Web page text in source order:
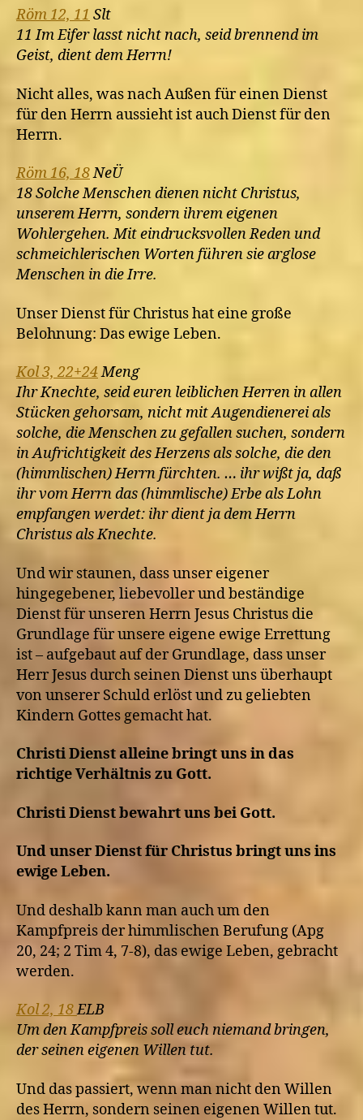
Röm 12, 11 Slt
11 Im Eifer lasst nicht nach, seid brennend im
Geist, dient dem Herrn!
Nicht alles, was nach Außen für einen Dienst
für den Herrn aussieht ist auch Dienst für den
Herrn.
Röm 16, 18NeÜ
18 Solche Menschen dienen nicht Christus,
unserem Herrn, sondern ihrem eigenen
Wohlergehen. Mit eindrucksvollen Reden und
schmeichlerischen Worten führen sie arglose
Menschen in die Irre.
Unser Dienst für Christus hat eine große
Belohnung: Das ewige Leben.
Kol 3, 22+24Meng
Ihr Knechte, seid euren leiblichen Herren in allen
Stücken gehorsam, nicht mit Augendienerei als
solche, die Menschen zu gefallen suchen, sondern
in Aufrichtigkeit des Herzens als solche, die den
(himmlischen) Herrn fürchten. … ihr wißt ja, daß
ihr vom Herrn das (himmlische) Erbe als Lohn
empfangen werdet: ihr dient ja dem Herrn
Christus als Knechte.
Und wir staunen, dass unser eigener
hingegebener, liebevoller und beständige
Dienst für unseren Herrn Jesus Christus die
Grundlage für unsere eigene ewige Errettung
ist – aufgebaut auf der Grundlage, dass unser
Herr Jesus durch seinen Dienst uns überhaupt
von unserer Schuld erlöst und zu geliebten
Kindern Gottes gemacht hat.
Christi Dienst alleine bringt uns in das
richtige Verhältnis zu Gott.
Christi Dienst bewahrt uns bei Gott.
Und unser Dienst für Christus bringt uns ins
ewige Leben.
Und deshalb kann man auch um den
Kampfpreis der himmlischen Berufung (Apg
20, 24; 2 Tim 4, 7-8), das ewige Leben, gebracht
werden.
Kol 2, 18ELB
Um den Kampfpreis soll euch niemand bringen,
der seinen eigenen Willen tut.
Und das passiert, wenn man nicht den Willen
des Herrn, sondern seinen eigenen Willen tut.